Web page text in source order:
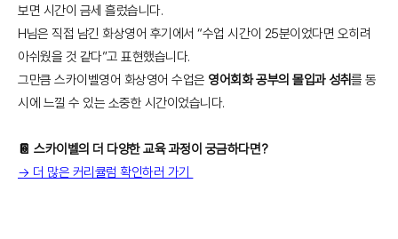
보면 시간이 금세 흘렀습니다.
H님은 직접 남긴 화상영어 후기에서 “수업 시간이 25분이었다면 오히려
아쉬웠을 것 같다”고 표현했습니다.
그만큼 스카이벨영어 화상영어 수업은 영어회화 공부의 몰입과 성취를 동
시에 느낄 수 있는 소중한 시간이었습니다.
📔 스카이벨의 더 다양한 교육 과정이 궁금하다면?
→ 더 많은 커리큘럼 확인하러 가기